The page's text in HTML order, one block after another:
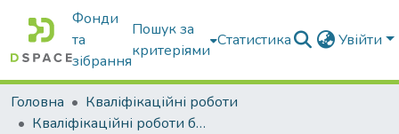
Фонди
та
зібрання
Пошук за
критеріями
Статистика Увійти
Головна
Кваліфікаційні роботи
Кваліфікаційні роботи бакалаврів